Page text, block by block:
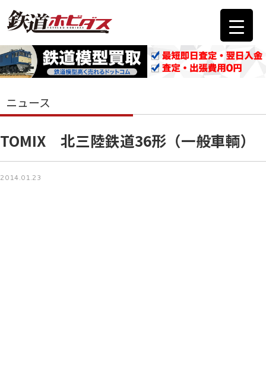
ニュース
TOMIX 北三陸鉄道36形（一般車輌）
2014.01.23